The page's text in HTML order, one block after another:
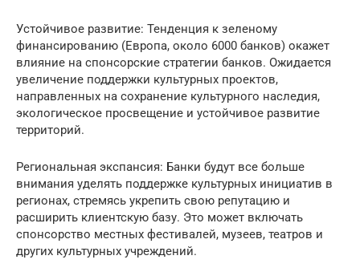
Устойчивое развитие: Тенденция к зеленому
финансированию (Европа, около 6000 банков) окажет
влияние на спонсорские стратегии банков. Ожидается
увеличение поддержки культурных проектов,
направленных на сохранение культурного наследия,
экологическое просвещение и устойчивое развитие
территорий.
Региональная экспансия: Банки будут все больше
внимания уделять поддержке культурных инициатив в
регионах, стремясь укрепить свою репутацию и
расширить клиентскую базу. Это может включать
спонсорство местных фестивалей, музеев, театров и
других культурных учреждений.